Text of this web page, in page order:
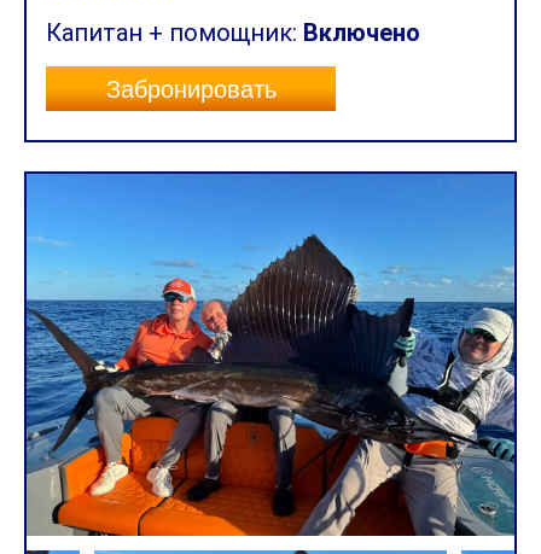
Капитан + помощник: Включено
Забронировать